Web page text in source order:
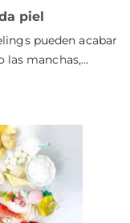
piel
pueden acabar
las manchas,…